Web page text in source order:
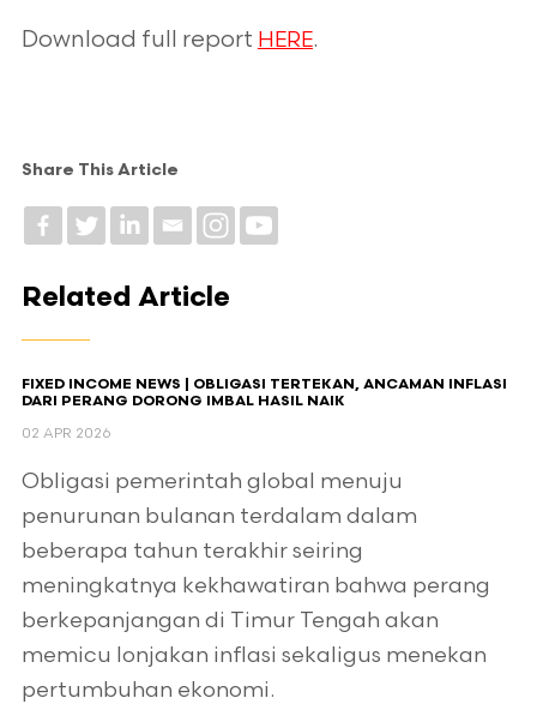
Download full report HERE.
Share This Article
Related Article
FIXED INCOME NEWS | OBLIGASI TERTEKAN, ANCAMAN INFLASI
DARI PERANG DORONG IMBAL HASIL NAIK
02 APR 2026
Obligasi pemerintah global menuju
penurunan bulanan terdalam dalam
beberapa tahun terakhir seiring
meningkatnya kekhawatiran bahwa perang
berkepanjangan di Timur Tengah akan
memicu lonjakan inflasi sekaligus menekan
pertumbuhan ekonomi.